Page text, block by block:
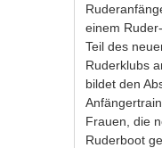
einem
Teil des
Ruderklubs
bildet den
Frauen, die
Ruderboot